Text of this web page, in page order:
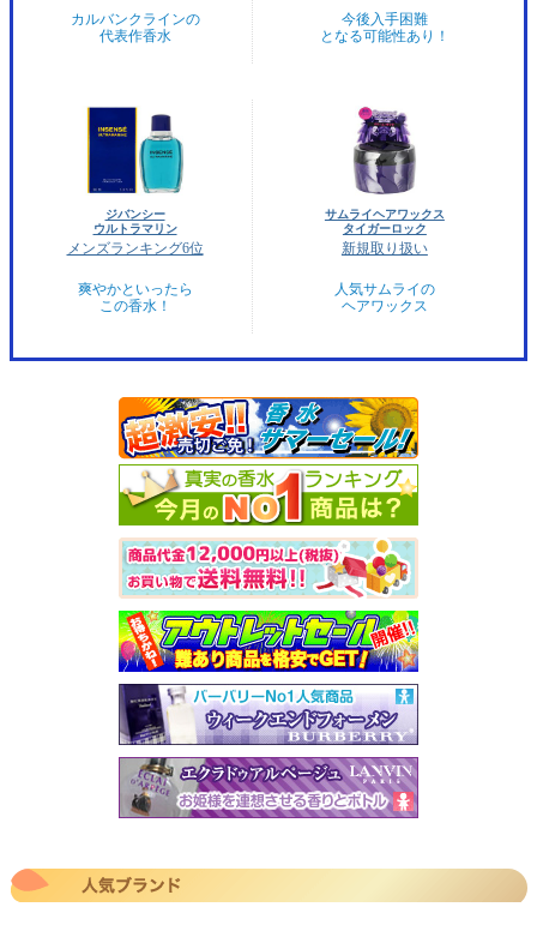
カルバンクラインの
代表作香水
今後入手困難
となる可能性あり！
ジバンシー
ウルトラマリン
メンズランキング6位
爽やかといったら
この香水！
サムライヘアワックス
タイガーロック
新規取り扱い
人気サムライの
ヘアワックス